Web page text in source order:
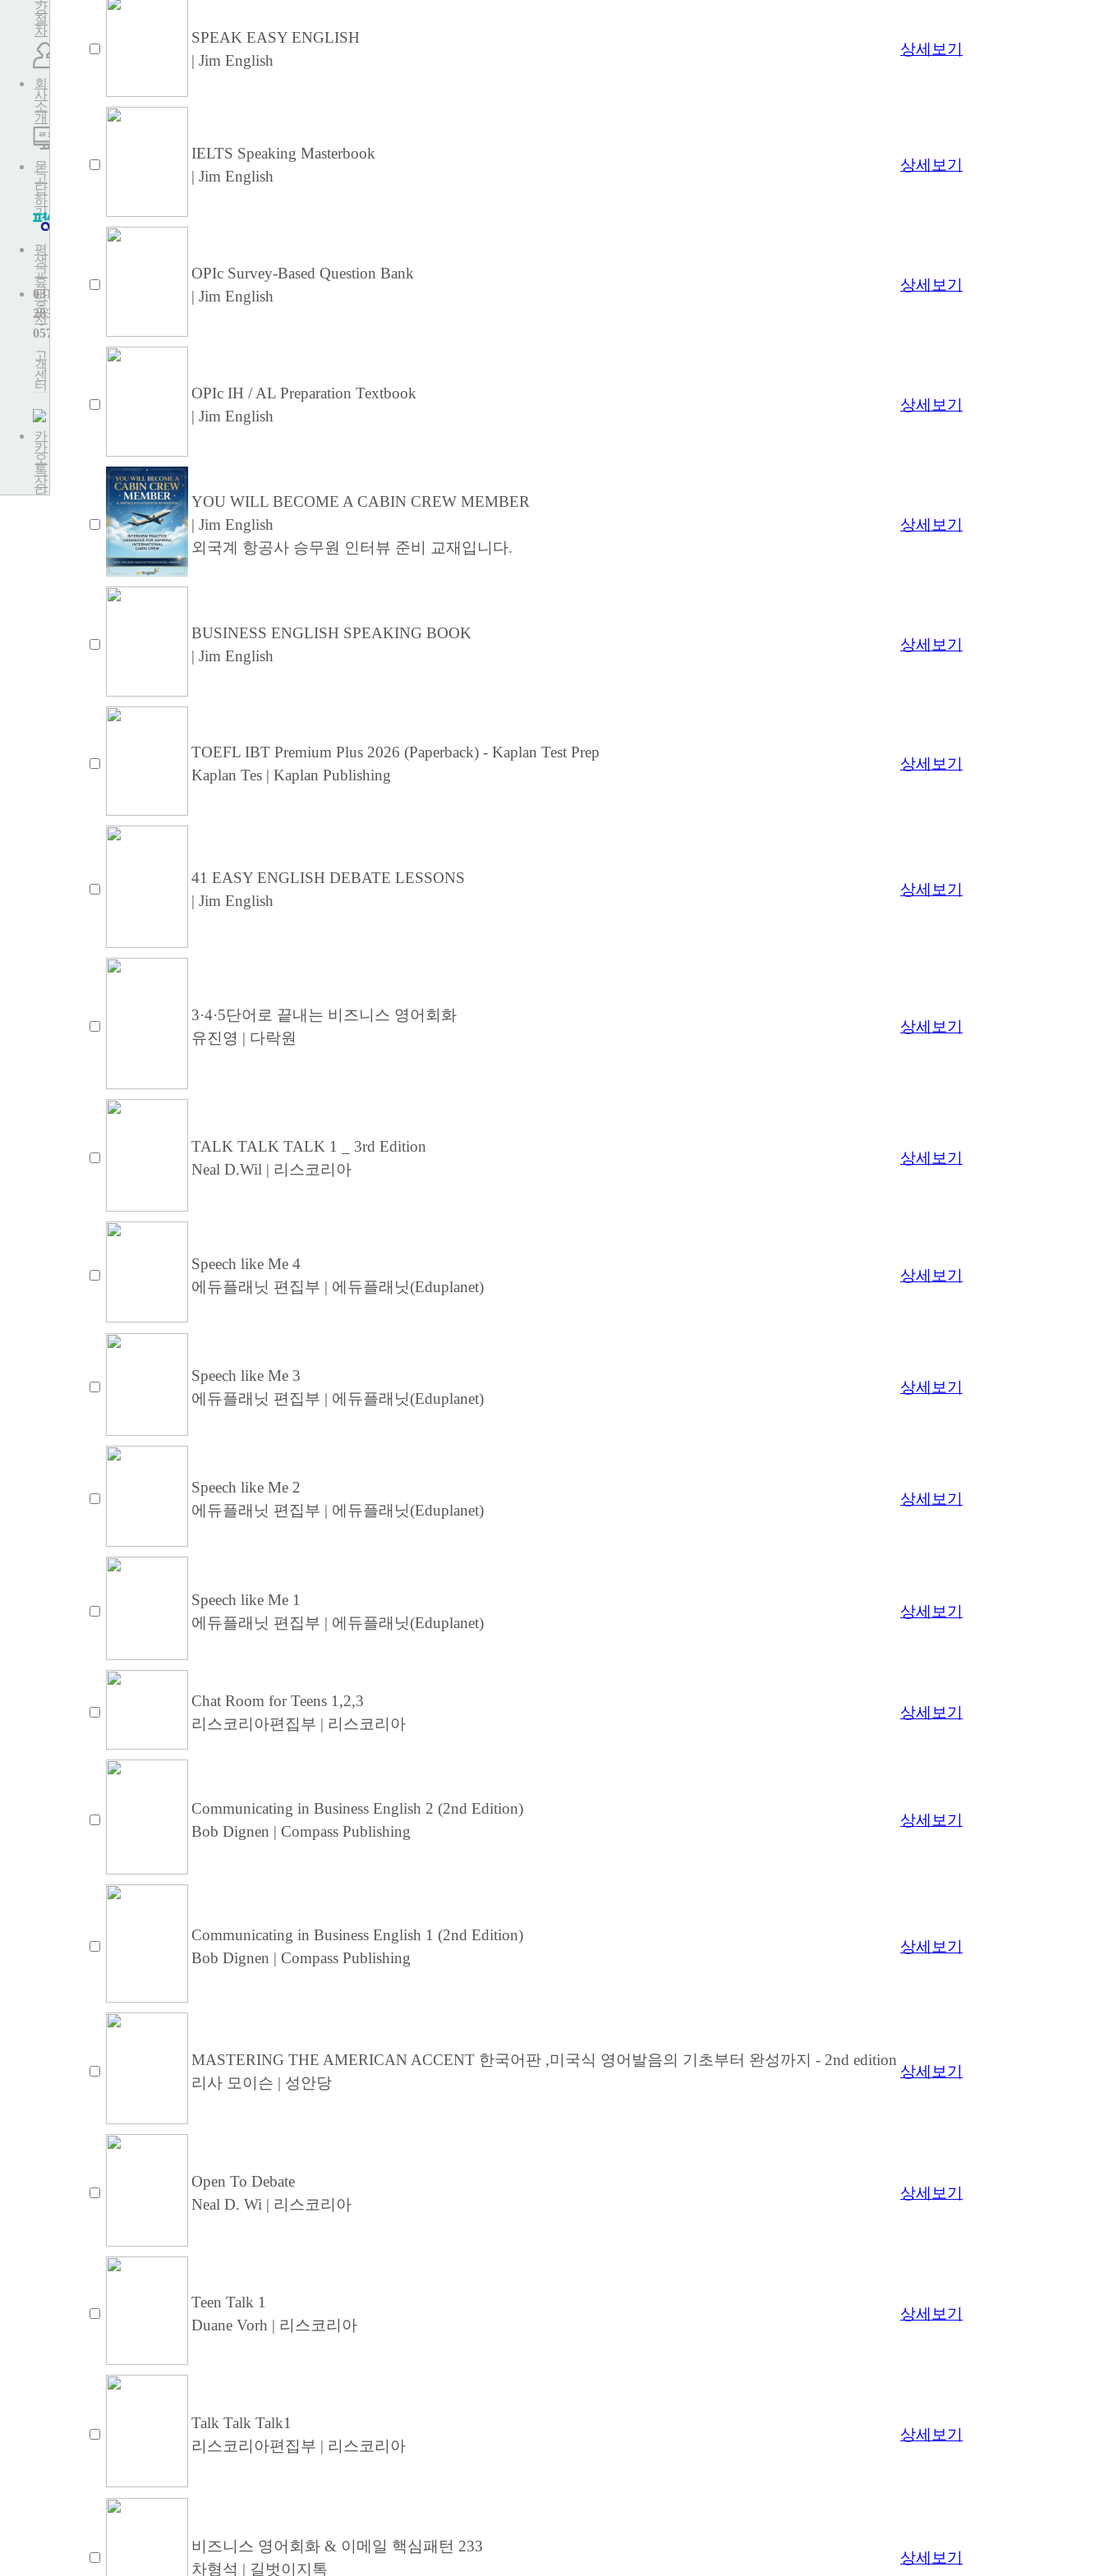
강
절
차
회
사
소
개
묻
고
답
하
기
평
생
교
육
바
우
처
031
-
283
-
0579
고
객
센
터
카
카
오
톡
상
담
SPEAK EASY ENGLISH
| Jim English
상세보기
IELTS Speaking Masterbook
| Jim English
상세보기
OPIc Survey-Based Question Bank
| Jim English
상세보기
OPIc IH / AL Preparation Textbook
| Jim English
상세보기
YOU WILL BECOME A CABIN CREW MEMBER
| Jim English
외국계 항공사 승무원 인터뷰 준비 교재입니다.
상세보기
BUSINESS ENGLISH SPEAKING BOOK
| Jim English
상세보기
TOEFL IBT Premium Plus 2026 (Paperback) - Kaplan Test Prep
Kaplan Tes | Kaplan Publishing
상세보기
41 EASY ENGLISH DEBATE LESSONS
| Jim English
상세보기
3·4·5단어로 끝내는 비즈니스 영어회화
유진영 | 다락원
상세보기
TALK TALK TALK 1 _ 3rd Edition
Neal D.Wil | 리스코리아
상세보기
Speech like Me 4
에듀플래닛 편집부 | 에듀플래닛(Eduplanet)
상세보기
Speech like Me 3
에듀플래닛 편집부 | 에듀플래닛(Eduplanet)
상세보기
Speech like Me 2
에듀플래닛 편집부 | 에듀플래닛(Eduplanet)
상세보기
Speech like Me 1
에듀플래닛 편집부 | 에듀플래닛(Eduplanet)
상세보기
Chat Room for Teens 1,2,3
리스코리아편집부 | 리스코리아
상세보기
Communicating in Business English 2 (2nd Edition)
Bob Dignen | Compass Publishing
상세보기
Communicating in Business English 1 (2nd Edition)
Bob Dignen | Compass Publishing
상세보기
MASTERING THE AMERICAN ACCENT 한국어판 ,미국식 영어발음의 기초부터 완성까지 - 2nd edition
리사 모이슨 | 성안당
상세보기
Open To Debate
Neal D. Wi | 리스코리아
상세보기
Teen Talk 1
Duane Vorh | 리스코리아
상세보기
Talk Talk Talk1
리스코리아편집부 | 리스코리아
상세보기
비즈니스 영어회화 & 이메일 핵심패턴 233
차형석 | 길벗이지톡
상세보기